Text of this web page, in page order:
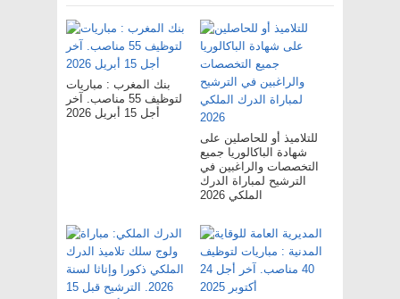
بنك المغرب : مباريات
لتوظيف 55 مناصب. آخر
أجل 15 أبريل 2026
للتلاميذ أو للحاصلين على
شهادة الباكالوريا جميع
التخصصات والراغبين في
الترشيح لمباراة الدرك
الملكي 2026